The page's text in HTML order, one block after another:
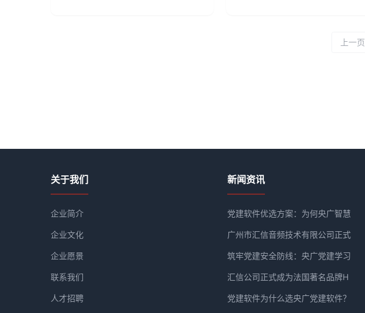
上一页
关于我们
企业简介
企业文化
企业愿景
联系我们
人才招聘
新闻资讯
党建软件优选方案：为何央广智慧
广州市汇信音频技术有限公司正式
筑牢党建安全防线：央广党建学习
汇信公司正式成为法国著名品牌H
党建软件为什么选央广党建软件？